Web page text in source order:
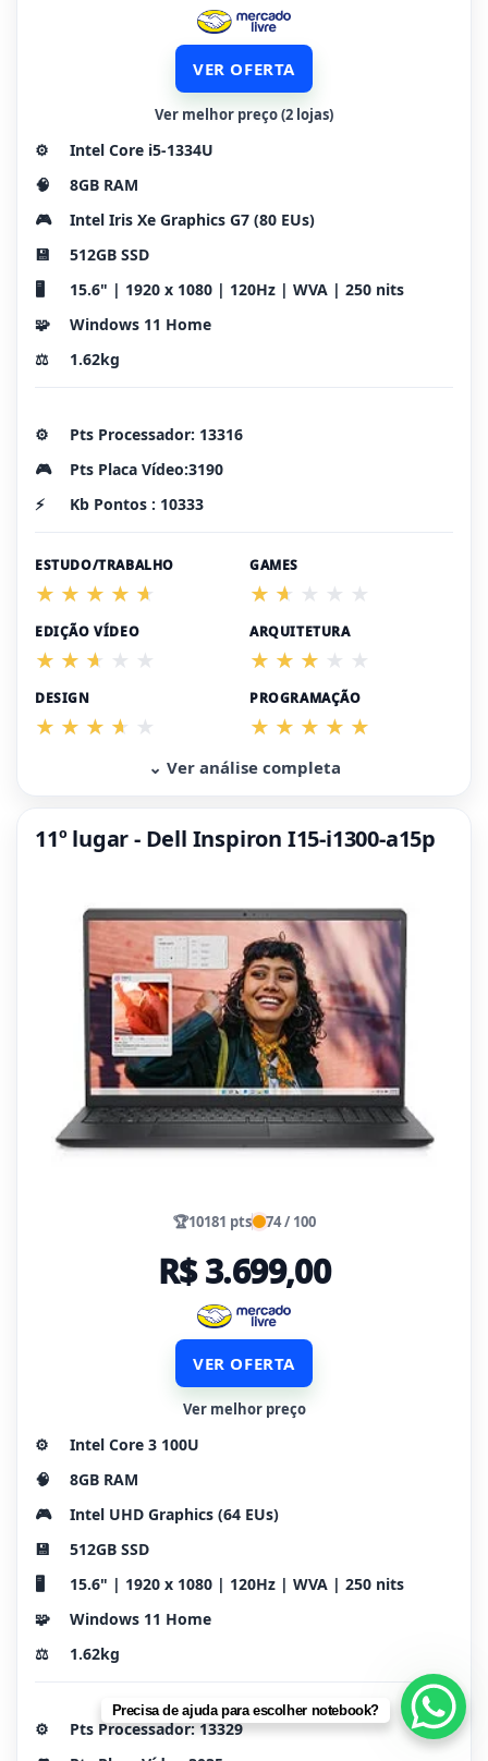
VER OFERTA
Ver melhor preço (2 lojas)
⚙️
Intel Core i5-1334U
🧠
8GB RAM
🎮
Intel Iris Xe Graphics G7 (80 EUs)
💾
512GB SSD
🖥️
15.6" | 1920 x 1080 | 120Hz | WVA | 250 nits
🧩
Windows 11 Home
⚖️
1.62kg
⚙️
Pts Processador: 13316
🎮
Pts Placa Vídeo:3190
⚡
Kb Pontos : 10333
ESTUDO/TRABALHO GAMES
EDIÇÃO VÍDEO ARQUITETURA
DESIGN PROGRAMAÇÃO
⌄ Ver análise completa
11º lugar - Dell Inspiron I15-i1300-a15p
🏆10181 pts 74 / 100
R$ 3.699,00
VER OFERTA
Ver melhor preço
⚙️
Intel Core 3 100U
🧠
8GB RAM
🎮
Intel UHD Graphics (64 EUs)
💾
512GB SSD
🖥️
15.6" | 1920 x 1080 | 120Hz | WVA | 250 nits
🧩
Windows 11 Home
⚖️
1.62kg
⚙️
Pts Processador: 13329
Precisa de ajuda para escolher notebook?